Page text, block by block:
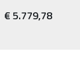
€ 5.779,78